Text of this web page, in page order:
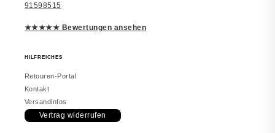
Richtig schön
Macht einen edlen Eindruck. Trage es
vor 2 Monaten
91598515
★★★★★ Bewertungen ansehen
HILFREICHES
Retouren-Portal
Kontakt
Versandinfos
Vertrag widerrufen